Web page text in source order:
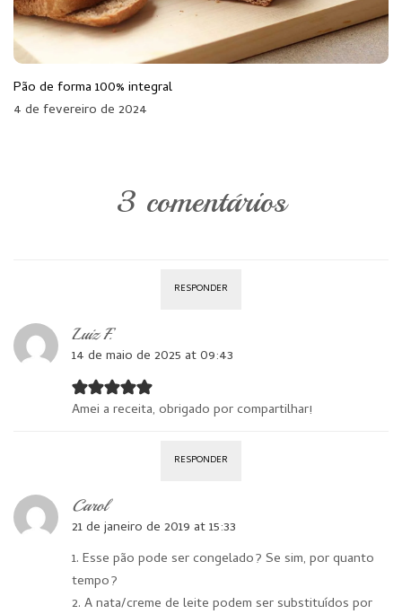
Pão de forma 100% integral
4 de fevereiro de 2024
3 comentários
RESPONDER
Luiz F.
14 de maio de 2025 at 09:43
Amei a receita, obrigado por compartilhar!
RESPONDER
Carol
21 de janeiro de 2019 at 15:33
1. Esse pão pode ser congelado? Se sim, por quanto
tempo?
2. A nata/creme de leite podem ser substituídos por